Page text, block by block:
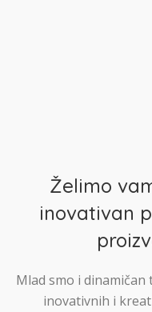
Želimo
inovativan
Mlad smo i
inovativnih i